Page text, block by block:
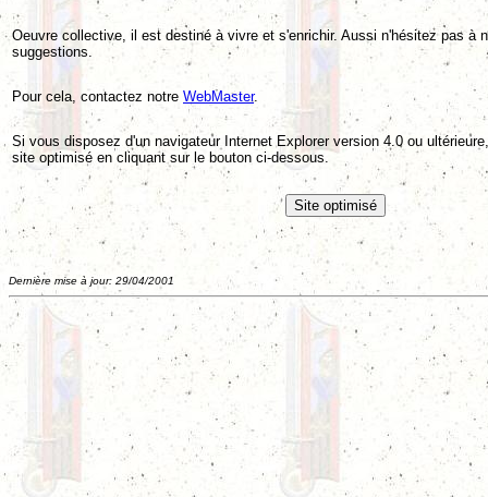
Oeuvre collective, il est destiné à vivre et s'enrichir. Aussi n'hésitez pas à
suggestions.
Pour cela, contactez notre WebMaster.
Si vous disposez d'un navigateur Internet Explorer version 4.0 ou
site optimisé en cliquant sur le bouton ci-dessous.
Dernière mise à jour: 29/04/2001